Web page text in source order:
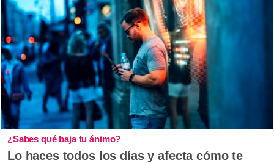
¿Sabes qué baja tu ánimo?
Lo haces todos los días y afecta cómo te